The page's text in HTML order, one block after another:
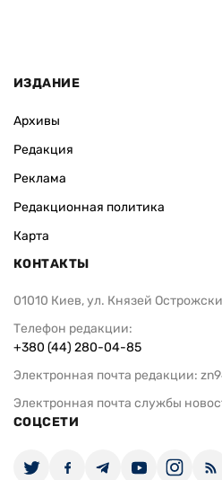
ИЗДАНИЕ
Архивы
Редакция
Реклама
Редакционная политика
Карта
КОНТАКТЫ
01010 Киев, ул. Князей
Телефон редакции:
+380 (44) 280-04-85
Электронная почта редакции:
Электронная почта службы
СОЦСЕТИ